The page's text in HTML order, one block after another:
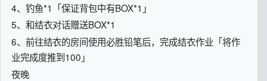
4、钓鱼*1「保证背包中有BOX*1」
5、和结衣对话赠送BOX*1
6、前往结衣的房间使用必胜铅笔后，完成结衣作业「将作
业完成度推到100」
夜晚